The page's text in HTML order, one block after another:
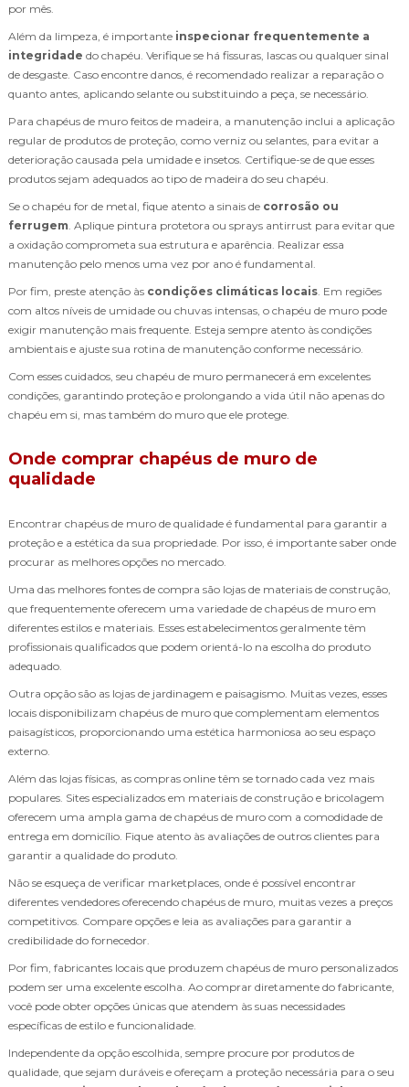
por mês.
Além da limpeza, é importante inspecionar frequentemente a
integridade do chapéu. Verifique se há fissuras, lascas ou qualquer sinal
de desgaste. Caso encontre danos, é recomendado realizar a reparação o
quanto antes, aplicando selante ou substituindo a peça, se necessário.
Para chapéus de muro feitos de madeira, a manutenção inclui a aplicação
regular de produtos de proteção, como verniz ou selantes, para evitar a
deterioração causada pela umidade e insetos. Certifique-se de que esses
produtos sejam adequados ao tipo de madeira do seu chapéu.
Se o chapéu for de metal, fique atento a sinais de corrosão ou
ferrugem . Aplique pintura protetora ou sprays antirrust para evitar que
a oxidação comprometa sua estrutura e aparência. Realizar essa
manutenção pelo menos uma vez por ano é fundamental.
Por fim, preste atenção às condições climáticas locais . Em regiões
com altos níveis de umidade ou chuvas intensas, o chapéu de muro pode
exigir manutenção mais frequente. Esteja sempre atento às condições
ambientais e ajuste sua rotina de manutenção conforme necessário.
Com esses cuidados, seu chapéu de muro permanecerá em excelentes
condições, garantindo proteção e prolongando a vida útil não apenas do
chapéu em si, mas também do muro que ele protege.
Onde comprar chapéus de muro de
qualidade
Encontrar chapéus de muro de qualidade é fundamental para garantir a
proteção e a estética da sua propriedade. Por isso, é importante saber onde
procurar as melhores opções no mercado.
Uma das melhores fontes de compra são lojas de materiais de construção,
que frequentemente oferecem uma variedade de chapéus de muro em
diferentes estilos e materiais. Esses estabelecimentos geralmente têm
profissionais qualificados que podem orientá-lo na escolha do produto
adequado.
Outra opção são as lojas de jardinagem e paisagismo. Muitas vezes, esses
locais disponibilizam chapéus de muro que complementam elementos
paisagísticos, proporcionando uma estética harmoniosa ao seu espaço
externo.
Além das lojas físicas, as compras online têm se tornado cada vez mais
populares. Sites especializados em materiais de construção e bricolagem
oferecem uma ampla gama de chapéus de muro com a comodidade de
entrega em domicílio. Fique atento às avaliações de outros clientes para
garantir a qualidade do produto.
Não se esqueça de verificar marketplaces, onde é possível encontrar
diferentes vendedores oferecendo chapéus de muro, muitas vezes a preços
competitivos. Compare opções e leia as avaliações para garantir a
credibilidade do fornecedor.
Por fim, fabricantes locais que produzem chapéus de muro personalizados
podem ser uma excelente escolha. Ao comprar diretamente do fabricante,
você pode obter opções únicas que atendem às suas necessidades
específicas de estilo e funcionalidade.
Independente da opção escolhida, sempre procure por produtos de
qualidade, que sejam duráveis e ofereçam a proteção necessária para o seu